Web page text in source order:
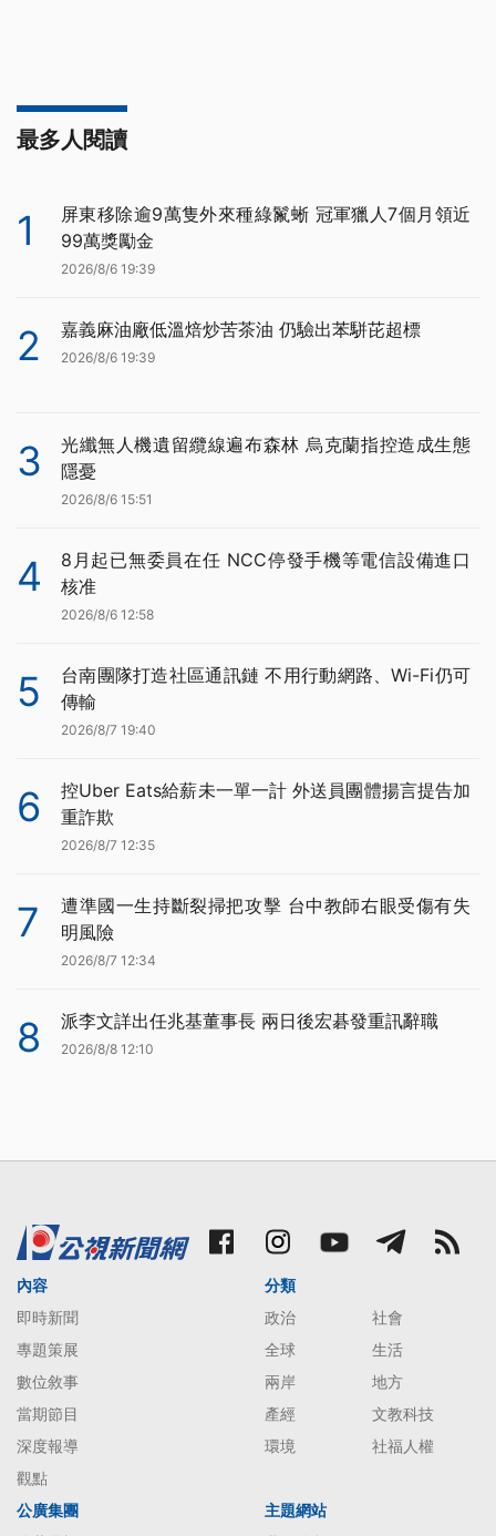
最多人閱讀
1
屏東移除逾9萬隻外來種綠鬣蜥 冠軍獵人7個月領近
99萬獎勵金
2026/8/6 19:39
2 嘉義麻油廠低溫焙炒苦茶油 仍驗出苯駢芘超標
2026/8/6 19:39
3
光纖無人機遺留纜線遍布森林 烏克蘭指控造成生態
隱憂
2026/8/6 15:51
4
8月起已無委員在任 NCC停發手機等電信設備進口
核准
2026/8/6 12:58
5
台南團隊打造社區通訊鏈 不用行動網路、Wi-Fi仍可
傳輸
2026/8/7 19:40
6
控Uber Eats給薪未一單一計 外送員團體揚言提告加
重詐欺
2026/8/7 12:35
7
遭準國一生持斷裂掃把攻擊 台中教師右眼受傷有失
明風險
2026/8/7 12:34
8 派李文詳出任兆基董事長 兩日後宏碁發重訊辭職
2026/8/8 12:10
內容
即時新聞
專題策展
數位敘事
當期節目
深度報導
觀點
分類
政治
社會
全球
生活
兩岸
地方
產經
文教科技
環境
社福人權
公廣集團
主題網站